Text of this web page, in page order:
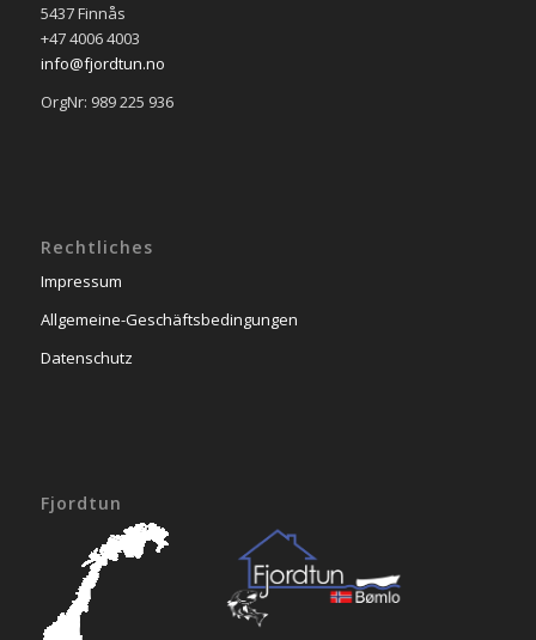
5437 Finnås
+47 4006 4003
info@fjordtun.no
OrgNr: 989 225 936
Rechtliches
Impressum
Allgemeine-Geschäftsbedingungen
Datenschutz
Fjordtun